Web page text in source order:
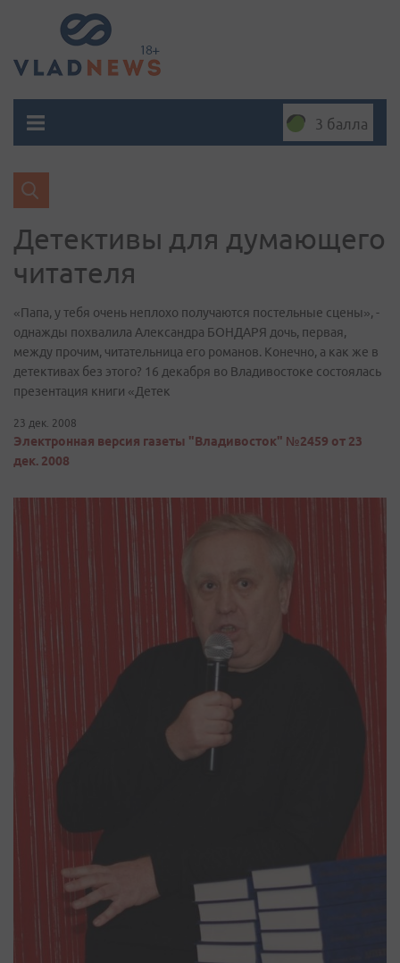
3 балла
Детективы для думающего
читателя
«Папа, у тебя очень неплохо получаются постельные сцены», -
однажды похвалила Александра БОНДАРЯ дочь, первая,
между прочим, читательница его романов. Конечно, а как же в
детективах без этого? 16 декабря во Владивостоке состоялась
презентация книги «Детек
23 дек. 2008
Электронная версия газеты "Владивосток" №2459 от 23
дек. 2008